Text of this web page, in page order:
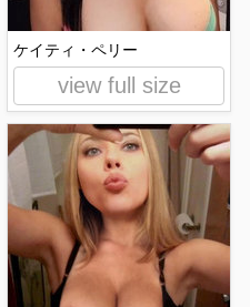
ケイティ・ペリー
view full size